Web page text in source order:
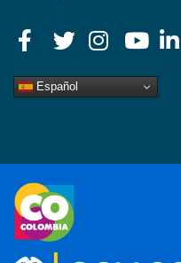
Español